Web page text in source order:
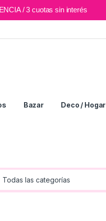
/ 3 cuotas sin interés
Bazar Deco / Hogar